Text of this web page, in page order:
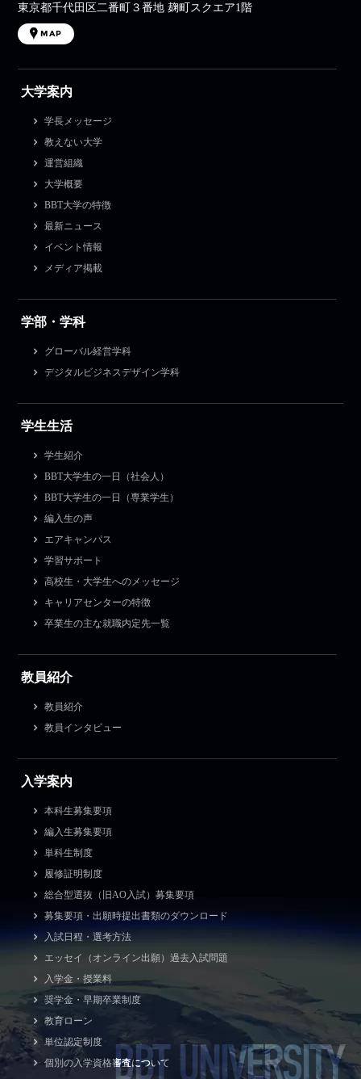
東京都千代田区二番町３番地 麹町スクエア1階
MAP
大学案内
学長メッセージ
教えない大学
運営組織
大学概要
BBT大学の特徴
最新ニュース
イベント情報
メディア掲載
学部・学科
グローバル経営学科
デジタルビジネスデザイン学科
学生生活
学生紹介
BBT大学生の一日（社会人）
BBT大学生の一日（専業学生）
編入生の声
エアキャンパス
学習サポート
高校生・大学生へのメッセージ
キャリアセンターの特徴
卒業生の主な就職内定先一覧
教員紹介
教員紹介
教員インタビュー
入学案内
本科生募集要項
編入生募集要項
単科生制度
履修証明制度
総合型選抜（旧AO入試）募集要項
募集要項・出願時提出書類のダウンロード
入試日程・選考方法
エッセイ（オンライン出願）過去入試問題
入学金・授業料
奨学金・早期卒業制度
教育ローン
単位認定制度
個別の入学資格審査についてBBT UNIVERSITY